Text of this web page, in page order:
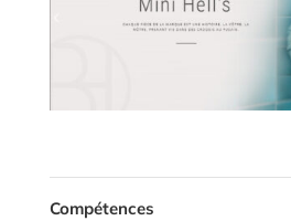
Compétences